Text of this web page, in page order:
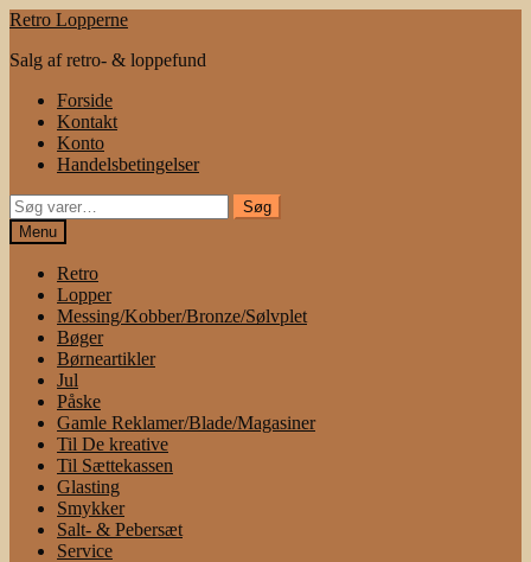
Spring
navigation
Spring
indhold
Retro Lopperne
Salg af retro- & loppefund
Forside
Kontakt
Konto
Handelsbetingelser
Søg
efter:
Søg
Menu
Retro
Lopper
Messing/Kobber/Bronze/Sølvplet
Bøger
Børneartikler
Jul
Påske
Gamle Reklamer/Blade/Magasiner
Til De kreative
Til Sættekassen
Glasting
Smykker
Salt- & Pebersæt
Service